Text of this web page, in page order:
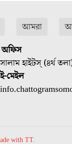
আমরা
অফিস
সালাম হাইটস্ (৪র্থ
ই-মেইল
with TT.